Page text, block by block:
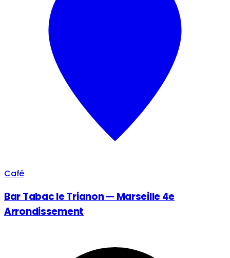
Café
Bar Tabac le Trianon — Marseille 4e
Arrondissement